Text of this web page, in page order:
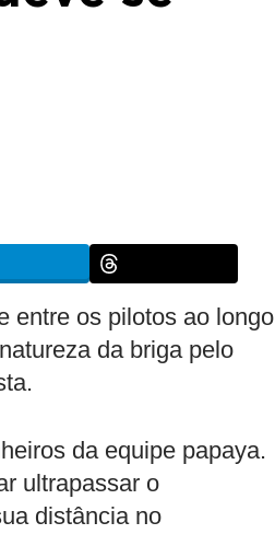
entre os pilotos ao longo
da briga pelo
da equipe papaya.
ultrapassar o
distância no